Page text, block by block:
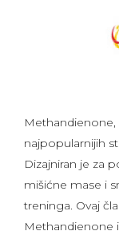
najpopularnijih
Dizajniran je za
mišićne mase i
treninga. Ovaj
Methandienone